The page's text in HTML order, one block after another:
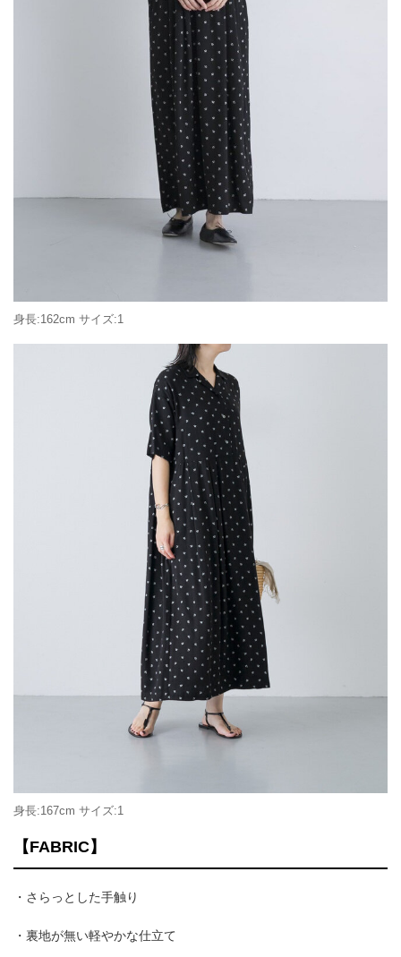
身長:162cm サイズ:1
身長:167cm サイズ:1
【FABRIC】
・さらっとした手触り
・裏地が無い軽やかな仕立て